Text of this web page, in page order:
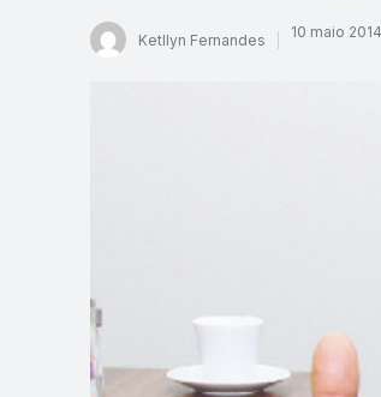
Ketllyn Fernandes 10 maio